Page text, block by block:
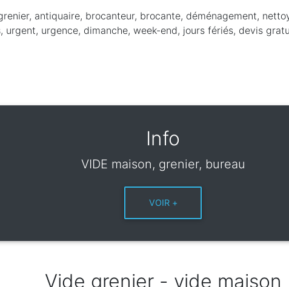
antiquaire, brocanteur, brocante, déménagement,
urgent, urgence, dimanche, week-end, jours fériés, devis
Info
VIDE maison, grenier, bureau
Vide grenier - vide maison